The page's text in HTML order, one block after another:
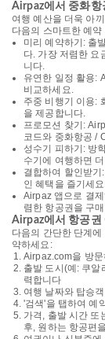
Airpaz에서 중화항
여행 예산을 더욱 아
다음의 스마트한 예
미리 예약하기: 출
다. 가장 저렴한 요
니다.
유연한 일정 활용:
비교하세요.
주중 비행기 이용:
을 제공합니다.
프로모션 찾기:
코드와 중화항공 /
성수기 피하기: 방
수기에 여행하면
결합하여 할인받
인 혜택을 즐기세
Airpaz 앱으로 결
렴한 항공권을 구
Airpaz에서 항공권
다음의 간단한 단계
약하세요:
Airpaz.com을 방
출발 도시(예: 쿠알
력합니다
여행 날짜와 탑승
'검색'을 탭하여 예
가격, 출발 시간 또
후, 원하는 항공편